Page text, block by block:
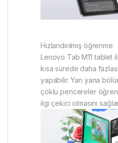
Hızlandırılmış öğrenme
Lenovo Tab M11 tablet
kısa sürede daha
yapabilir. Yan yana
çoklu pencereler
ilgi çekici olmasını